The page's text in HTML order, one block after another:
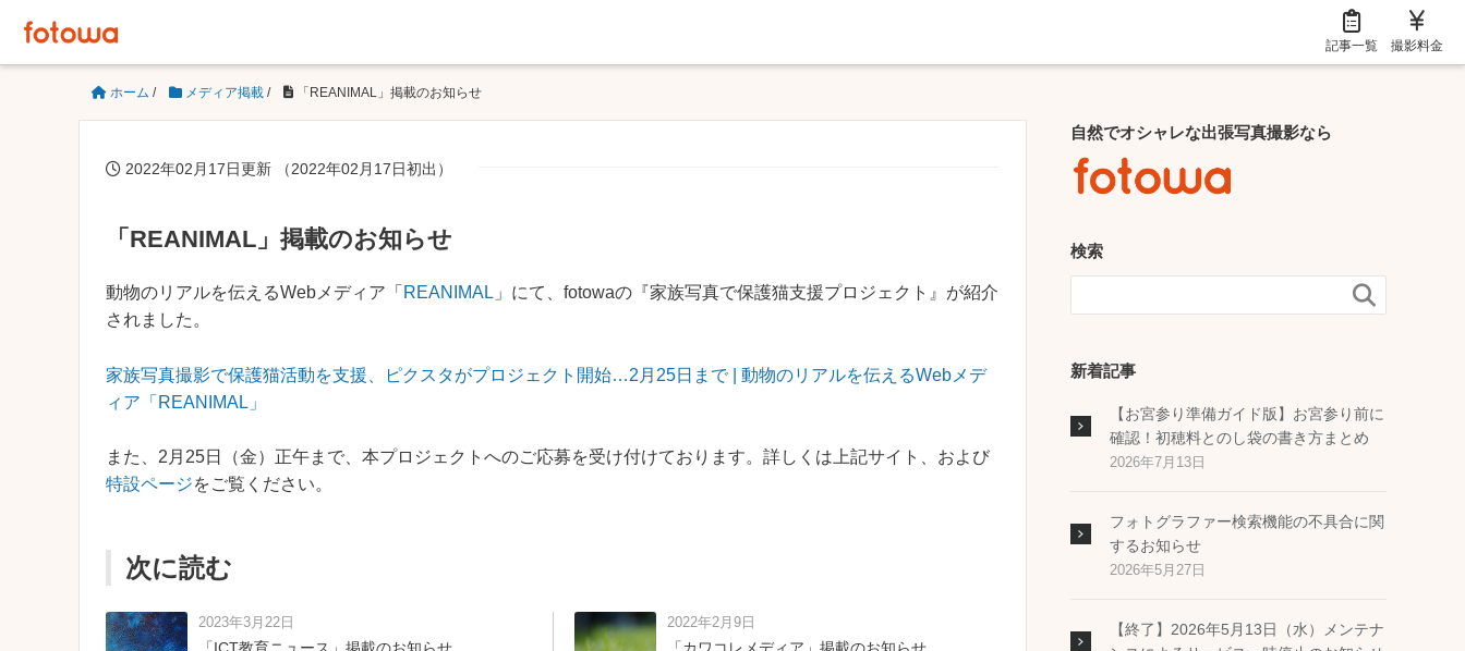
記事一覧 撮影料金
ホーム / メディア掲載 / 「REANIMAL」掲載のお知らせ
2022年02月17日更新 （2022年02月17日初出）
「REANIMAL」掲載のお知らせ
動物のリアルを伝えるWebメディア「 REANIMAL 」にて、fotowaの『家族写真で保護猫支援プロジェクト』が紹介
されました。
家族写真撮影で保護猫活動を支援、ピクスタがプロジェクト開始…2月25日まで | 動物のリアルを伝えるWebメデ
ィア「REANIMAL」
また、2月25日（金）正午まで、本プロジェクトへのご応募を受け付けております。詳しくは上記サイト、および
特設ページをご覧ください。
次に読む
2023年3月22日 2022年2月9日
自然でオシャレな出張写真撮影なら
検索

新着記事
【お宮参り準備ガイド版】お宮参り前に
確認！初穂料とのし袋の書き方まとめ
2026年7月13日
フォトグラファー検索機能の不具合に関
するお知らせ
2026年5月27日
【終了】2026年5月13日（水）メンテナ